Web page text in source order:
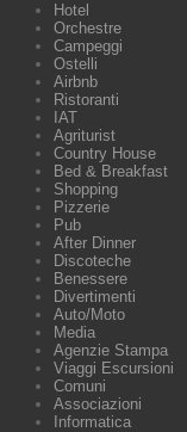
Hotel
Orchestre
Campeggi
Ostelli
Airbnb
Ristoranti
IAT
Agriturist
Country House
Bed & Breakfast
Shopping
Pizzerie
Pub
After Dinner
Discoteche
Benessere
Divertimenti
Auto/Moto
Media
Agenzie Stampa
Viaggi Escursioni
Comuni
Associazioni
Informatica